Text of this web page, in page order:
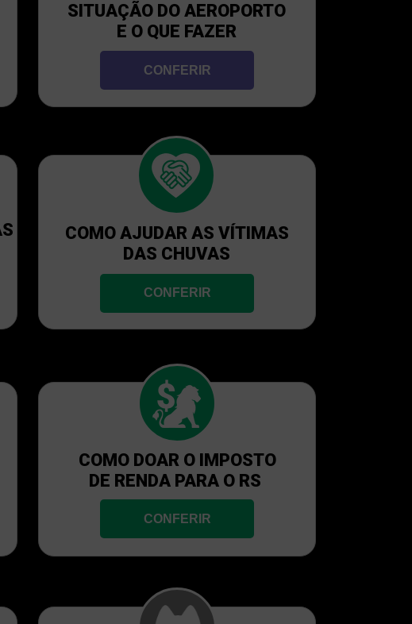
SITUAÇÃO DO AEROPORTO
E O QUE FAZER
CONFERIR
COMO DOAR O IMPOSTO
DE RENDA PARA O RS
CONFERIR
COMO AJUDAR AS VÍTIMAS
DAS CHUVAS
CONFERIR